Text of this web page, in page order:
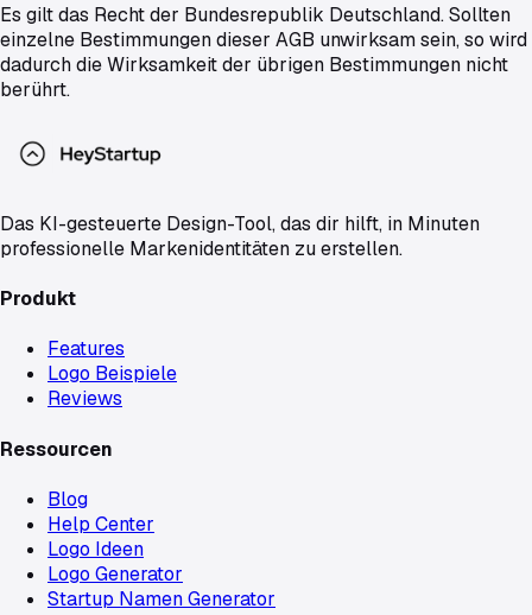
Es gilt das Recht der Bundesrepublik Deutschland. Sollten
einzelne Bestimmungen dieser AGB unwirksam sein, so wird
dadurch die Wirksamkeit der übrigen Bestimmungen nicht
berührt.
Das KI-gesteuerte Design-Tool, das dir hilft, in Minuten
professionelle Markenidentitäten zu erstellen.
Produkt
Features
Logo Beispiele
Reviews
Ressourcen
Blog
Help Center
Logo Ideen
Logo Generator
Startup Namen Generator